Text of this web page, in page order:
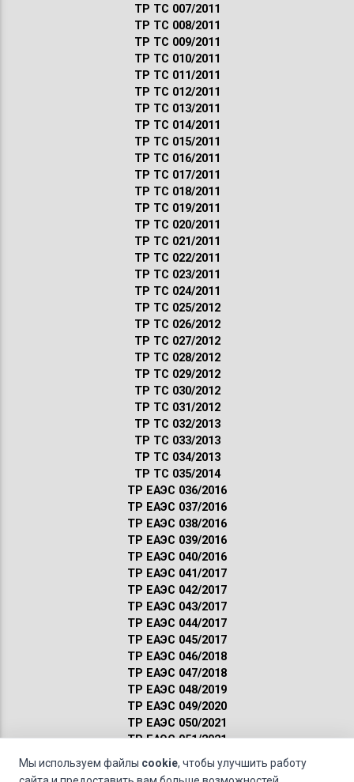
ТР ТС 007/2011
ТР ТС 008/2011
ТР ТС 009/2011
ТР ТС 010/2011
ТР ТС 011/2011
ТР ТС 012/2011
ТР ТС 013/2011
ТР ТС 014/2011
ТР ТС 015/2011
ТР ТС 016/2011
ТР ТС 017/2011
ТР ТС 018/2011
ТР ТС 019/2011
ТР ТС 020/2011
ТР ТС 021/2011
ТР ТС 022/2011
ТР ТС 023/2011
ТР ТС 024/2011
ТР ТС 025/2012
ТР ТС 026/2012
ТР ТС 027/2012
ТР ТС 028/2012
ТР ТС 029/2012
ТР ТС 030/2012
ТР ТС 031/2012
ТР ТС 032/2013
ТР ТС 033/2013
ТР ТС 034/2013
ТР ТС 035/2014
ТР ЕАЭС 036/2016
ТР ЕАЭС 037/2016
ТР ЕАЭС 038/2016
ТР ЕАЭС 039/2016
ТР ЕАЭС 040/2016
ТР ЕАЭС 041/2017
ТР ЕАЭС 042/2017
ТР ЕАЭС 043/2017
ТР ЕАЭС 044/2017
ТР ЕАЭС 045/2017
ТР ЕАЭС 046/2018
ТР ЕАЭС 047/2018
ТР ЕАЭС 048/2019
ТР ЕАЭС 049/2020
ТР ЕАЭС 050/2021
ТР ЕАЭС 051/2021
Сертификация ГОСТ
Санитарные нормы
Мы используем файлы cookie, чтобы улучшить работу